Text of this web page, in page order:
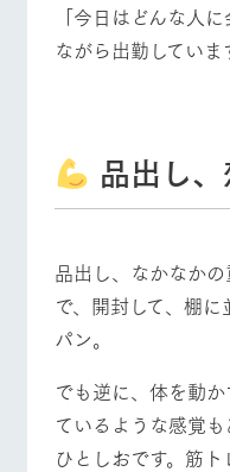
「今日はどんな人
ながら出勤していま
品出し
品出し、なかなか
で、開封して、棚
パン。
でも逆に、体を動
ているような感覚
ひとしおです。筋